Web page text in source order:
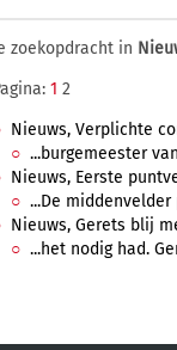
zoekopdracht in
1 2
Nieuws, Verplichte
...burgemeester
Nieuws, Eerste
...De
Nieuws, Gerets blij
...het nodig had.